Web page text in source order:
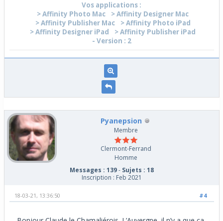
Vos applications :
> Affinity Photo Mac
> Affinity Designer Mac
> Affinity Publisher Mac
> Affinity Photo iPad
> Affinity Designer iPad
> Affinity Publisher iPad
- Version : 2
Pyanepsion
Membre
Clermont-Ferrand
Homme
Messages : 139- Sujets : 18
Inscription : Feb 2021
#4
18-03-21, 13:36:50